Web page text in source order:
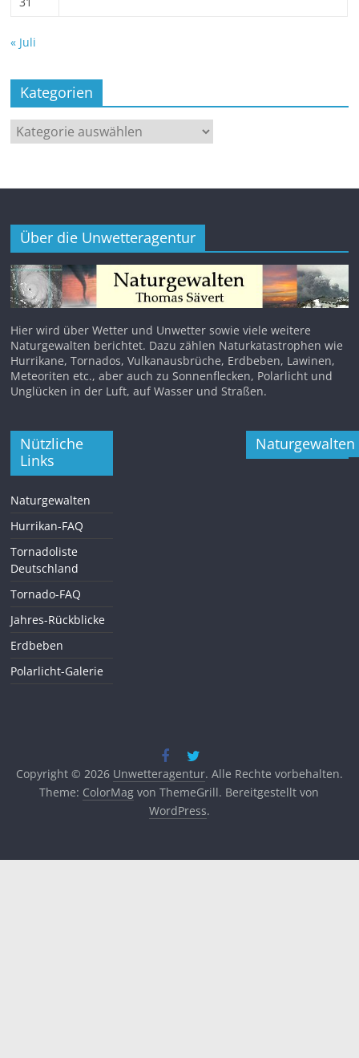
« Juli
Kategorien
Kategorien
Über die Unwetteragentur
Hier wird über Wetter und Unwetter sowie viele weitere
Naturgewalten berichtet. Dazu zählen Naturkatastrophen wie
Hurrikane, Tornados, Vulkanausbrüche, Erdbeben, Lawinen,
Meteoriten etc., aber auch zu Sonnenflecken, Polarlicht und
Unglücken in der Luft, auf Wasser und Straßen.
Nützliche
Links
Naturgewalten
Hurrikan-FAQ
Tornadoliste
Deutschland
Tornado-FAQ
Jahres-Rückblicke
Erdbeben
Polarlicht-Galerie
Naturgewalten
Copyright © 2026 Unwetteragentur. Alle Rechte vorbehalten.
Theme: ColorMag von ThemeGrill. Bereitgestellt von
WordPress.